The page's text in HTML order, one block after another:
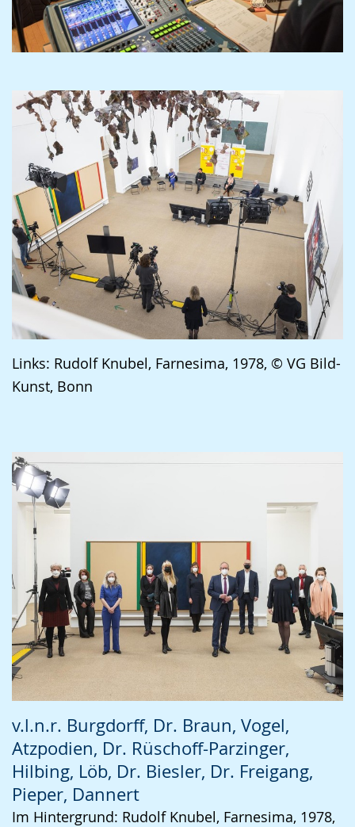
Links: Rudolf Knubel, Farnesima, 1978, © VG Bild-
Kunst, Bonn
v.l.n.r. Burgdorff, Dr. Braun, Vogel,
Atzpodien, Dr. Rüschoff-Parzinger,
Hilbing, Löb, Dr. Biesler, Dr. Freigang,
Pieper, Dannert
Im Hintergrund: Rudolf Knubel, Farnesima, 1978,